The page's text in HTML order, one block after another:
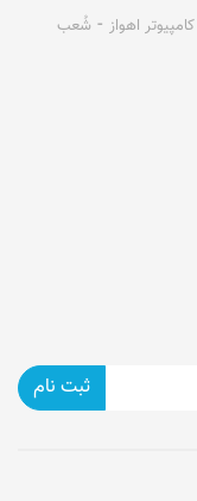
کامپیوتر اهواز ⁃ شُعب
ثبت نام